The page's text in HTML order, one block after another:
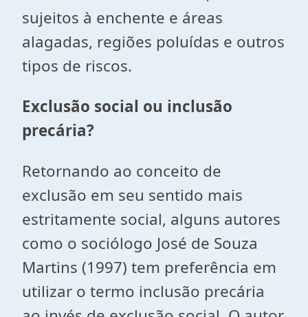
sujeitos à enchente e áreas
alagadas, regiões poluídas e outros
tipos de riscos.
Exclusão social ou inclusão
precária?
Retornando ao conceito de
exclusão em seu sentido mais
estritamente social, alguns autores
como o sociólogo José de Souza
Martins (1997) tem preferência em
utilizar o termo inclusão precária